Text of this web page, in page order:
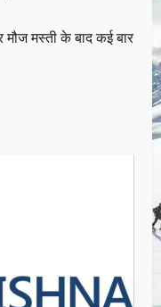
मस्ती के बाद कई बार